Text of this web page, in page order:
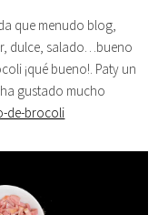
que menudo blog,
dulce, salado…bueno
¡qué bueno!. Paty un
gustado mucho
de-brocoli